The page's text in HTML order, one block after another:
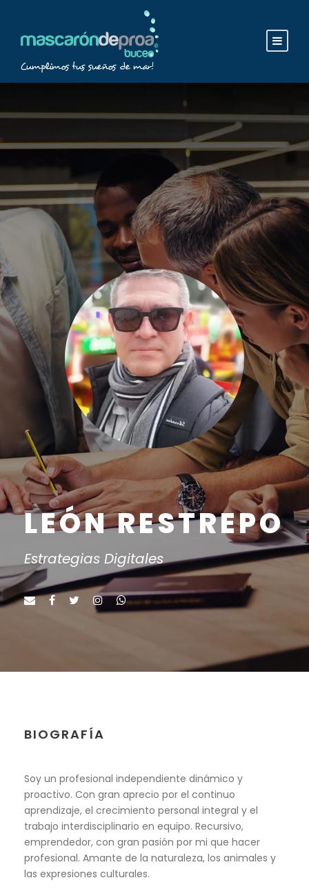
LEÓN RESTREPO
Estrategias Digitales
BIOGRAFÍA
Soy un profesional independiente dinámico y
proactivo. Con gran aprecio por el continuo
aprendizaje, el crecimiento personal integral y el
trabajo interdisciplinario en equipo. Recursivo,
emprendedor, con gran pasión por mi que hacer
profesional. Amante de la naturaleza, los animales y
las expresiones culturales.